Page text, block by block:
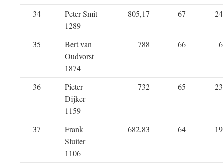
34
Peter Smit
1289
805,17 67 24
35
Bert van
Oudvorst
1874
788 66 6
36
Pieter
Dijker
1159
732 65 23
37
Frank
Sluiter
1106
682,83 64 19